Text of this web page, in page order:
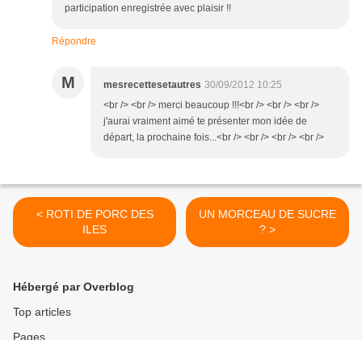
participation enregistrée avec plaisir !!
Répondre
M mesrecettesetautres 30/09/2012 10:25
<br /> <br /> merci beaucoup !!!<br /> <br /> <br />
j'aurai vraiment aimé te présenter mon idée de
départ, la prochaine fois...<br /> <br /> <br /> <br />
< ROTI DE PORC DES
ILES
UN MORCEAU DE SUCRE
? >
Hébergé par Overblog
Top articles
Pages